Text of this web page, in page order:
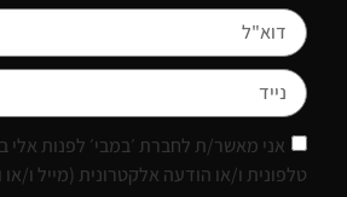
אני מאשר/ת לחברת ׳במבי׳ לפנות אלי
טלפונית ו/או הודעה אלקטרונית (מייל ו/